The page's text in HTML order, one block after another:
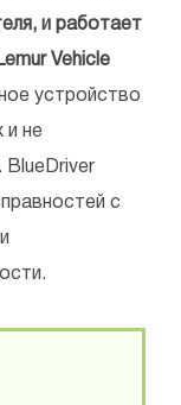
и работает
Vehicle
устройство
и не
BlueDriver
с